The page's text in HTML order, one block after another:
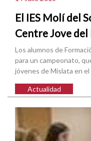
El IES Molí del
Centre Jove
Los alumnos de
para un campeonato,
jóvenes de Mislata en
Actualidad